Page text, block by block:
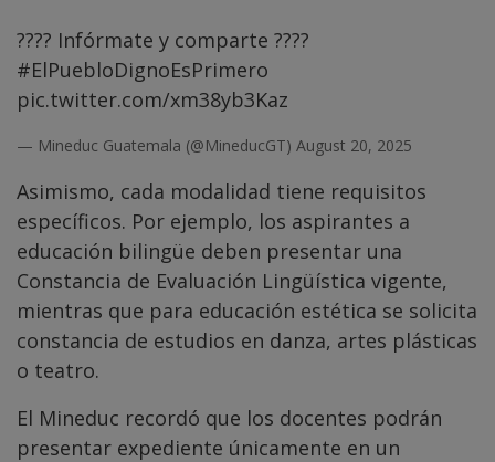
???? Infórmate y comparte ????
#ElPuebloDignoEsPrimero
pic.twitter.com/xm38yb3Kaz
— Mineduc Guatemala (@MineducGT) August 20, 2025
Asimismo, cada modalidad tiene requisitos
específicos. Por ejemplo, los aspirantes a
educación bilingüe deben presentar una
Constancia de Evaluación Lingüística vigente,
mientras que para educación estética se solicita
constancia de estudios en danza, artes plásticas
o teatro.
El Mineduc recordó que los docentes podrán
presentar expediente únicamente en un